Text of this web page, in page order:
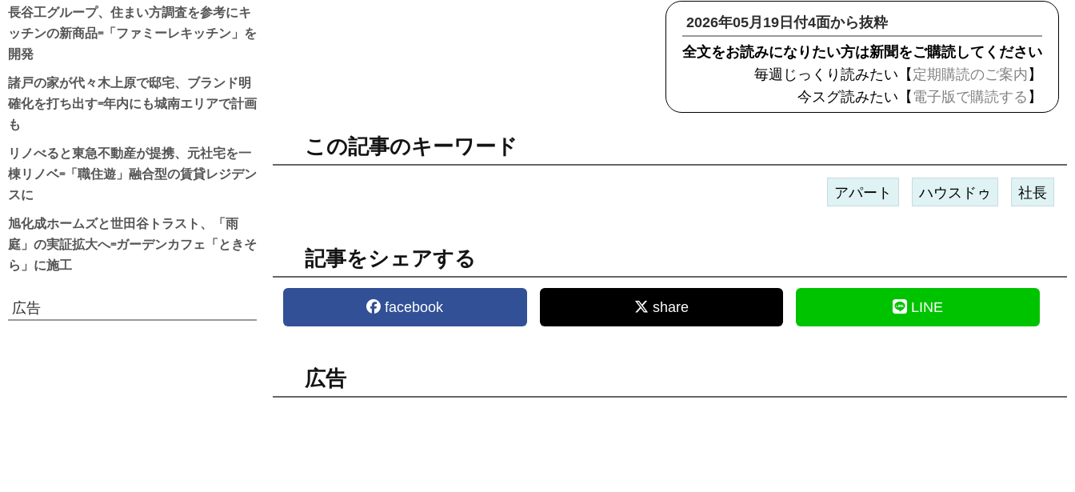
2026年05月19日付4面から抜粋
全文をお読みになりたい方は新聞をご購読してください
毎週じっくり読みたい【 定期購読のご案内 】
今スグ読みたい【 電子版で購読する 】
この記事のキーワード
アパート ハウスドゥ 社長
記事をシェアする
facebook share LINE
広告
長谷工グループ、住まい方調査を参考にキ
ッチンの新商品=「ファミーレキッチン」を
開発
諸戸の家が代々木上原で邸宅、ブランド明
確化を打ち出す=年内にも城南エリアで計画
も
リノべると東急不動産が提携、元社宅を一
棟リノベ=「職住遊」融合型の賃貸レジデン
スに
旭化成ホームズと世田谷トラスト、「雨
庭」の実証拡大へ=ガーデンカフェ「ときそ
ら」に施工
広告